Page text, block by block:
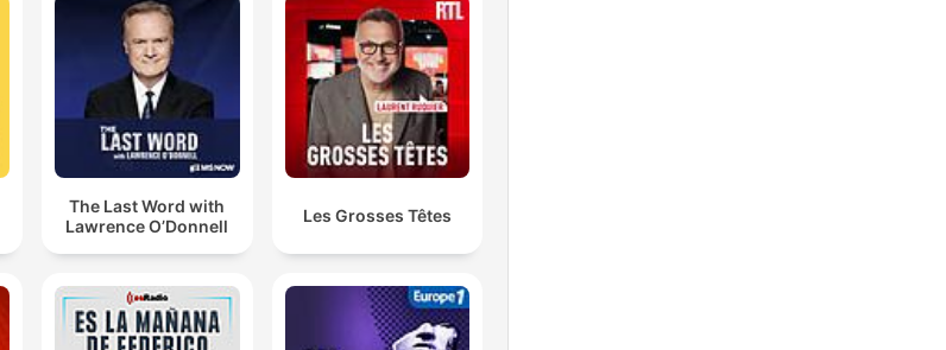
The Last Word with
Lawrence O’Donnell
Les Grosses Têtes